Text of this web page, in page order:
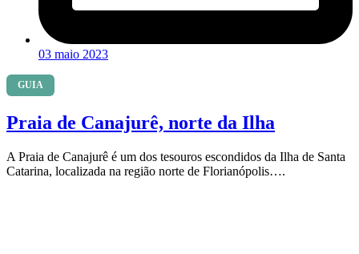
03 maio 2023
GUIA
Praia de Canajurê, norte da Ilha
A Praia de Canajurê é um dos tesouros escondidos da Ilha de Santa
Catarina, localizada na região norte de Florianópolis….